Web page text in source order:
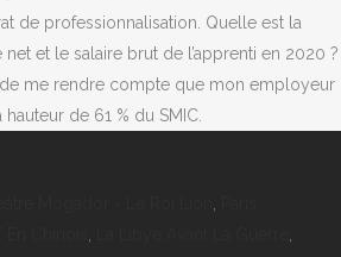
de professionnalisation. Quelle est la
et le salaire brut de l’apprenti en 2020 ?
me rendre compte que mon employeur
de 61 % du SMIC.